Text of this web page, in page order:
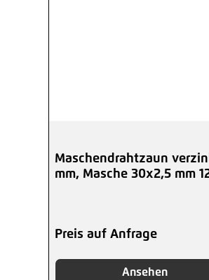
Maschendrahtzaun
mm, Masche 30x2,5 mm
Preis auf Anfrage
Ansehen